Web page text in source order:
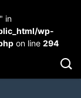
in
wp-
on line 294